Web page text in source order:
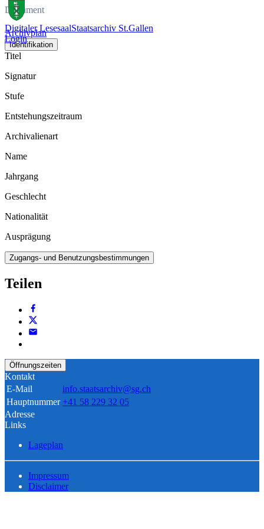
Digitaler LesesaalStaatsarchiv St.Gallen
Login
Dokument
Archivplan
Identifikation
Titel
Signatur
Stufe
Entstehungszeitraum
Archivalienart
Name
Jahrgang
Geschlecht
Nationalität
Ausprägung
Zugangs- und Benutzungsbestimmungen
Teilen
Öffnungszeiten
Kontakt
E-Mail
info.staatsarchiv@sg.ch
Hauptnummer +41 58 229 32 05
Adresse
Links
Lageplan
Impressum
Disclaimer